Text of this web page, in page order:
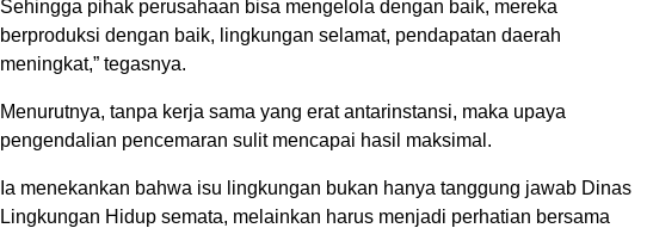
Sehingga pihak perusahaan bisa mengelola dengan baik, mereka
berproduksi dengan baik, lingkungan selamat, pendapatan daerah
meningkat,” tegasnya.
Menurutnya, tanpa kerja sama yang erat antarinstansi, maka upaya
pengendalian pencemaran sulit mencapai hasil maksimal.
Ia menekankan bahwa isu lingkungan bukan hanya tanggung jawab Dinas
Lingkungan Hidup semata, melainkan harus menjadi perhatian bersama